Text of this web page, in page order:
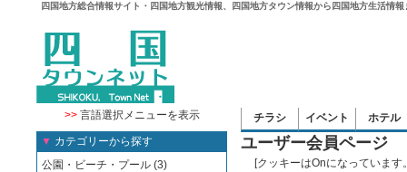
四国地方総合情報サイト・四国地方観光情報、四国地方タウン情報から四国地方生活情報
>>言語選択メニューを表示
▼ カテゴリーから探す
公園・ビーチ・プール (3)
チラシ イベント ホテル
ユーザー会員ページ
[クッキーはOnになっています